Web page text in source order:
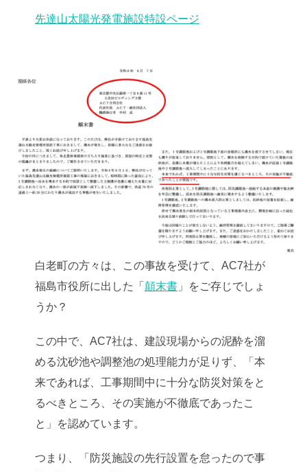
先達山太陽光発電施設特設ページ
白老町の方々は、この事故を受けて、AC7社が
福島市役所に出した「 顛末書」をご存じでしょ
うか？
この中で、AC7社は、建設現場からの泥酔を溜
める沈砂池や調整池の処理能力が足りず、「本
来であれば、工事期間中に十分な防災対策をと
るべきところ、その実施が不徹底であったこ
と」を認めています。
つまり、「防災施設の先行設置を怠ったので事